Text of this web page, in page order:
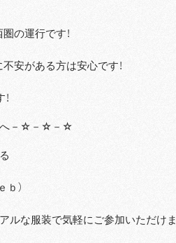
の運行です！
安がある方は安心です！
へ－☆－☆－☆
）
ルな服装で気軽にご参加いただけま